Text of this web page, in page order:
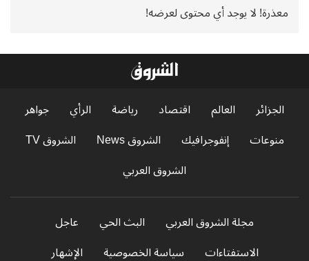
معذرة! لا يوجد أي محتوى لعرضه!
الجزائر العالم اقتصاد رياضة الرأي
جواهر
منوعات
إنفوجرافيك الشروق News
الشروق TV
الشروق العربي
مجلة الشروق العربي البث الحي
عاجل
الاستفتاءات
سياسة الخصوصية الإشهار